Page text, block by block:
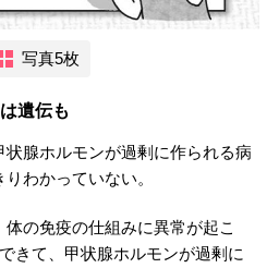
写真5枚
遺伝も
腺ホルモンが過剰に作られる病
わかっていない。
体の免疫の仕組みに異常が起こ
きて、甲状腺ホルモンが過剰に